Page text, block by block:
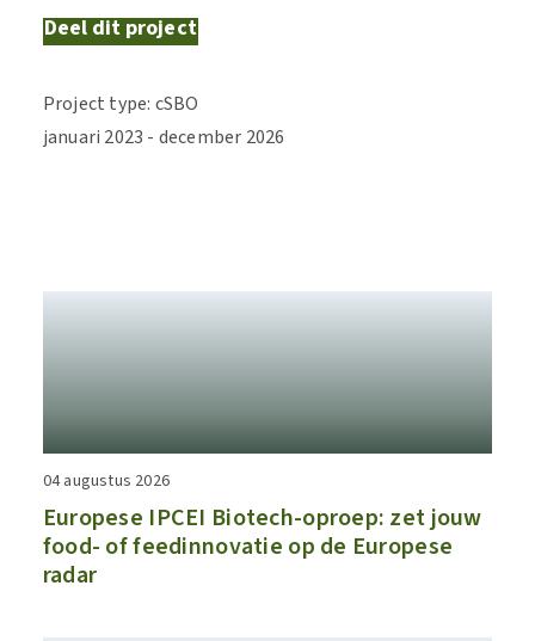
Deel dit project
Project type: cSBO
januari 2023 - december 2026
04 augustus 2026
​​Europese IPCEI Biotech-oproep: zet jouw
food- of feedinnovatie op de Europese
radar​